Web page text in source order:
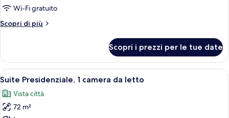
Wi-Fi gratuito
Scopri di più
Altri
familiare
Scopri i prezzi per le tue date
Apri
tutte
le
foto
Una camera d'albergo moderna con
12
Suite Presidenziale, 1 camera da letto
Vista città
72 m²